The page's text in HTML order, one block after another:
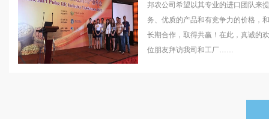
邦农公司希望以其专业的进口团队来
务、优质的产品和有竞争力的价格，
长期合作，取得共赢！在此，真诚的
位朋友拜访我司和工厂……